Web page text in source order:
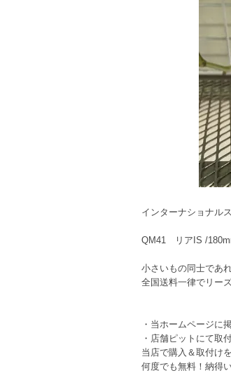
インターナショナル
QM41 リアIS /
小さいもの同士であ
全国送料一律でリー
・当ホームページ
・店舗ピットにて取
当店で購入＆取付け
何度でも無料！納得